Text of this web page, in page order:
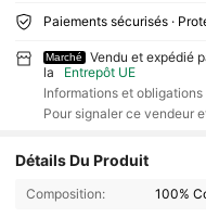
Paiements sécurisés ·
Marché
Vendu et expédié
la
Entrepôt UE
Informations et
Pour signaler ce vendeur
Détails Du Produit
Composition: 100%